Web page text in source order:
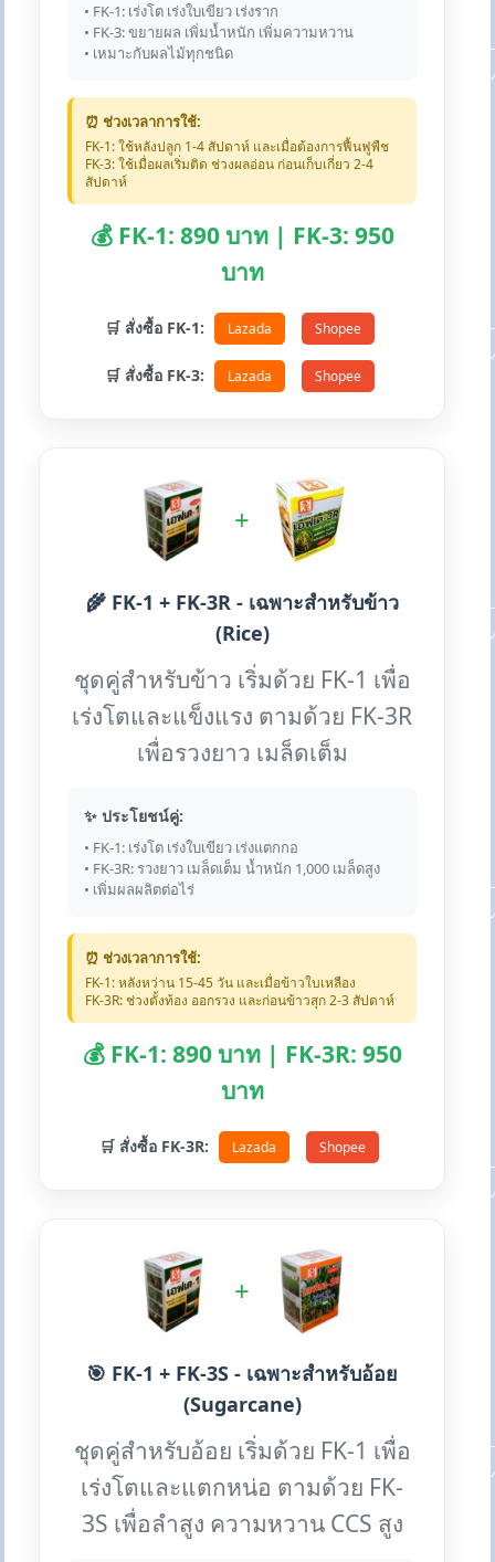
• FK-1: เร่งโต เร่งใบเขียว เร่งราก
• FK-3: ขยายผล เพิ่มน้ำหนัก เพิ่มความหวาน
• เหมาะกับผลไม้ทุกชนิด
⏰ ช่วงเวลาการใช้:
FK-1: ใช้หลังปลูก 1-4 สัปดาห์ และเมื่อต้องการฟื้นฟูพืช
FK-3: ใช้เมื่อผลเริ่มติด ช่วงผลอ่อน ก่อนเก็บเกี่ยว 2-4
สัปดาห์
💰 FK-1: 890 บาท | FK-3: 950
บาท
🛒 สั่งซื้อ FK-1: Lazada Shopee
🛒 สั่งซื้อ FK-3: Lazada Shopee
+
🌾 FK-1 + FK-3R - เฉพาะสำหรับข้าว
(Rice)
ชุดคู่สำหรับข้าว เริ่มด้วย FK-1 เพื่อ
เร่งโตและแข็งแรง ตามด้วย FK-3R
เพื่อรวงยาว เมล็ดเต็ม
✨ ประโยชน์คู่:
• FK-1: เร่งโต เร่งใบเขียว เร่งแตกกอ
• FK-3R: รวงยาว เมล็ดเต็ม น้ำหนัก 1,000 เมล็ดสูง
• เพิ่มผลผลิตต่อไร่
⏰ ช่วงเวลาการใช้:
FK-1: หลังหว่าน 15-45 วัน และเมื่อข้าวใบเหลือง
FK-3R: ช่วงตั้งท้อง ออกรวง และก่อนข้าวสุก 2-3 สัปดาห์
💰 FK-1: 890 บาท | FK-3R: 950
บาท
🛒 สั่งซื้อ FK-3R: Lazada Shopee
+
🎯 FK-1 + FK-3S - เฉพาะสำหรับอ้อย
(Sugarcane)
ชุดคู่สำหรับอ้อย เริ่มด้วย FK-1 เพื่อ
เร่งโตและแตกหน่อ ตามด้วย FK-
3S เพื่อลำสูง ความหวาน CCS สูง